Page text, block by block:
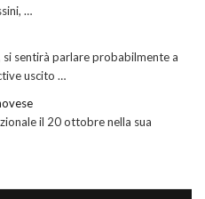
…
sentirà parlare probabilmente a
uscito …
il 20 ottobre nella sua